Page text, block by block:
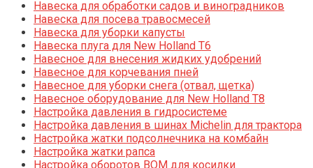
Навеска для обработки садов и виноградников
Навеска для посева травосмесей
Навеска для уборки капусты
Навеска плуга для New Holland T6
Навесное для внесения жидких удобрений
Навесное для корчевания пней
Навесное для уборки снега (отвал, щетка)
Навесное оборудование для New Holland T8
Настройка давления в гидросистеме
Настройка давления в шинах Michelin для трактора
Настройка жатки подсолнечника на комбайн
Настройка жатки рапса
Настройка оборотов ВОМ для косилки